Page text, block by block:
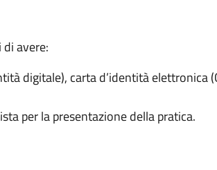
avere:
digitale), carta d’identità elettronica
per la presentazione della pratica.